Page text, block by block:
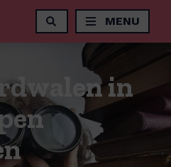
MENU
in